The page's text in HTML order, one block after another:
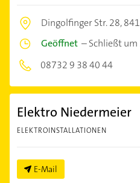
Dingolfinger Str. 28,
Geöffnet –Schließt um
08732 9 38 40 44
Elektro Niedermeier
ELEKTROINSTALLATIONEN
E-Mail